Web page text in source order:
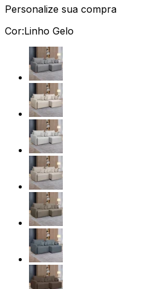
Personalize sua compra
Cor:Linho Gelo